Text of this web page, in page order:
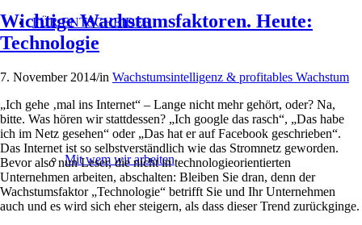
FÜR ENTSCHEIDER
Mit wem wir arbeiten
Wichtige Wachstumsfaktoren. Heute:
Technologie
7. November 2014/in Wachstumsintelligenz & profitables Wachstum
„Ich gehe ‚mal ins Internet“ – Lange nicht mehr gehört, oder? Na,
bitte. Was hören wir stattdessen? „Ich google das rasch“, „Das habe
ich im Netz gesehen“ oder „Das hat er auf Facebook geschrieben“.
Das Internet ist so selbstverständlich wie das Stromnetz geworden.
Bevor also nun Leser, die nicht in technologieorientierten
Unternehmen arbeiten, abschalten: Bleiben Sie dran, denn der
Wachstumsfaktor „Technologie“ betrifft Sie und Ihr Unternehmen
auch und es wird sich eher steigern, als dass dieser Trend zurückginge.